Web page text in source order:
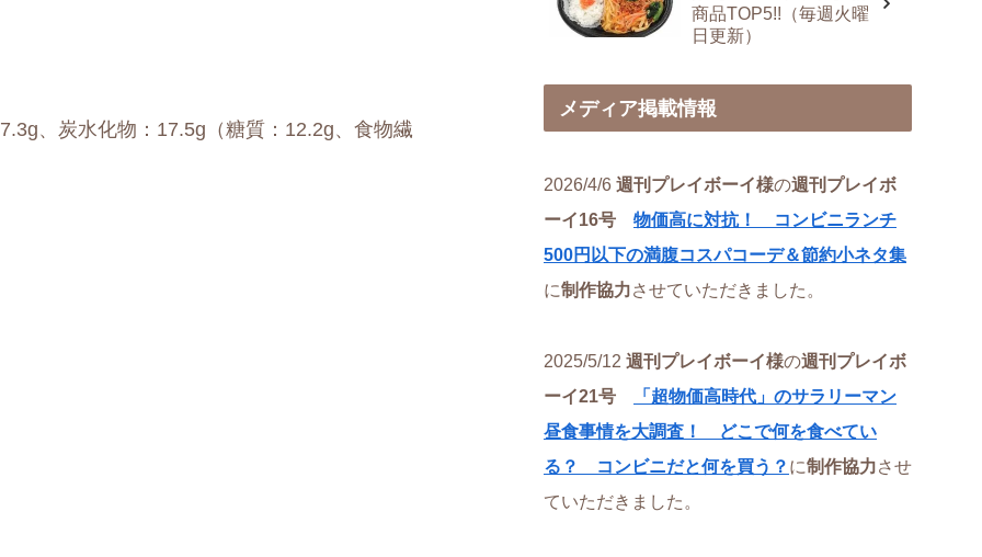
、炭水化物：17.5g（糖質：12.2g、食物繊
商品TOP5!!（毎週火曜
日更新）
メディア掲載情報
2026/4/6 週刊プレイボーイ様の週刊プレイボ
ーイ16号 物価高に対抗！ コンビニランチ
500円以下の満腹コスパコーデ＆節約小ネタ集
に制作協力させていただきました。
2025/5/12 週刊プレイボーイ様の週刊プレイボ
ーイ21号
「超物価高時代」のサラリーマン
昼食事情を大調査！ どこで何を食べてい
る？ コンビニだと何を買う？ に制作協力させ
ていただきました。